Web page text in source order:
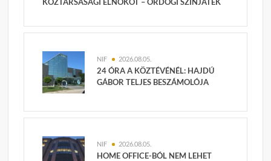
NIF 2026.08.05.
24 ÓRA A KÖZTÉVÉNÉL: HAJDÚ
GÁBOR TELJES BESZÁMOLÓJA
NIF 2026.08.05.
HOME OFFICE-BÓL NEM LEHET